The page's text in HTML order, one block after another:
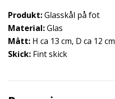
Produkt:Glasskål på fot
Material:Glas
Mått: H ca 13 cm, D ca 12 cm
Skick: Fint skick